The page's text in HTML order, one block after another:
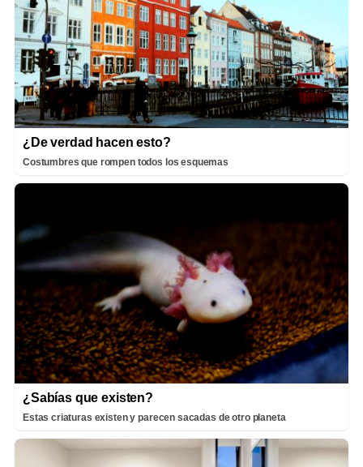
¿De verdad hacen esto?
Costumbres que rompen todos los esquemas
¿Sabías que existen?
Estas criaturas existen y parecen sacadas de otro planeta